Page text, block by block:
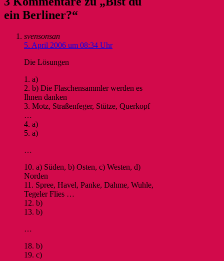
ein Berliner?“
svensonsan
5. April 2006 um 08:34 Uhr
Die Lösungen
1. a)
2. b) Die Flaschensammler werden es
Ihnen danken
3. Motz, Straßenfeger, Stütze, Querkopf
…
4. a)
5. a)
…
10. a) Süden, b) Osten, c) Westen, d)
Norden
11. Spree, Havel, Panke, Dahme, Wuhle,
Tegeler Flies …
12. b)
13. b)
…
18. b)
19. c)